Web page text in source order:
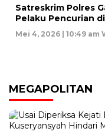
Satreskrim Polres
Pelaku Pencurian
Mei 4, 2026 | 10:49 am
MEGAPOLITAN